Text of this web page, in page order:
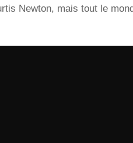
Newton, mais tout le